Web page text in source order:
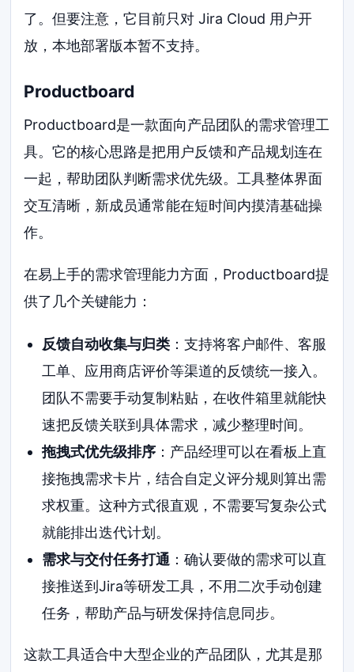
了。但要注意，它目前只对 Jira Cloud 用户开
放，本地部署版本暂不支持。
Productboard
Productboard是一款面向产品团队的需求管理工
具。它的核心思路是把用户反馈和产品规划连在
一起，帮助团队判断需求优先级。工具整体界面
交互清晰，新成员通常能在短时间内摸清基础操
作。
在易上手的需求管理能力方面，Productboard提
供了几个关键能力：
反馈自动收集与归类：支持将客户邮件、客服
工单、应用商店评价等渠道的反馈统一接入。
团队不需要手动复制粘贴，在收件箱里就能快
速把反馈关联到具体需求，减少整理时间。
拖拽式优先级排序：产品经理可以在看板上直
接拖拽需求卡片，结合自定义评分规则算出需
求权重。这种方式很直观，不需要写复杂公式
就能排出迭代计划。
需求与交付任务打通 ：确认要做的需求可以直
接推送到Jira等研发工具，不用二次手动创建
任务，帮助产品与研发保持信息同步。
这款工具适合中大型企业的产品团队，尤其是那